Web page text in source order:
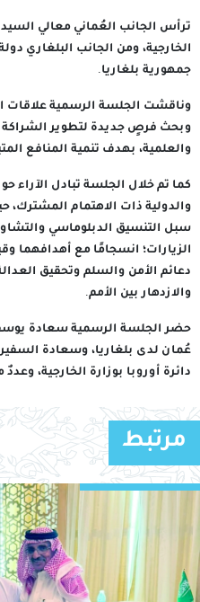
ترأس الجانب العُماني معالي
الخارجية، ومن الجانب البلغاري
جمهورية بلغاريا.
وناقشت الجلسة الرسمية علاقات
وبحث فرصٍ جديدة لتطوير الشراكة
والعلمية، بهدف تنمية المنافع
كما تم خلال الجلسة تبادل الآراء
والدولية ذات الاهتمام المشترك،
سبل التنسيق الدبلوماسي
الزيارات؛ انسجامًا مع أهدافهما
دعائم الأمن والسلم وتحقيق
والازدهار بين الأمم.
حضر الجلسة الرسمية سعادة
عُمان لدى بلغاريا، وسعادة
دائرة أوروبا بوزارة الخارجية،
مرتبط